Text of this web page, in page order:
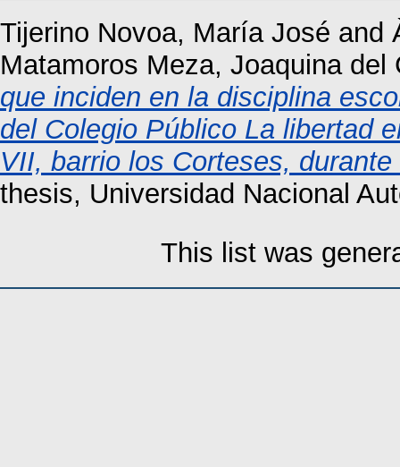
Tijerino Novoa, María José and
Matamoros Meza, Joaquina del
que inciden en la disciplina
del Colegio Público La libertad
VII, barrio los Corteses,
thesis, Universidad Nacional
This list was